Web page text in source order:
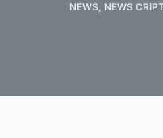
NEWS, NEWS